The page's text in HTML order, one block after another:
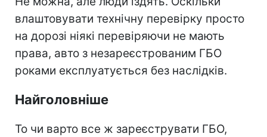
влаштовувати технічну перевірку просто
на дорозі ніякі перевіряючи не мають
права, авто з незареєстрованим ГБО
роками експлуатується без наслідків.
Найголовніше
То чи варто все ж зареєструвати ГБО,